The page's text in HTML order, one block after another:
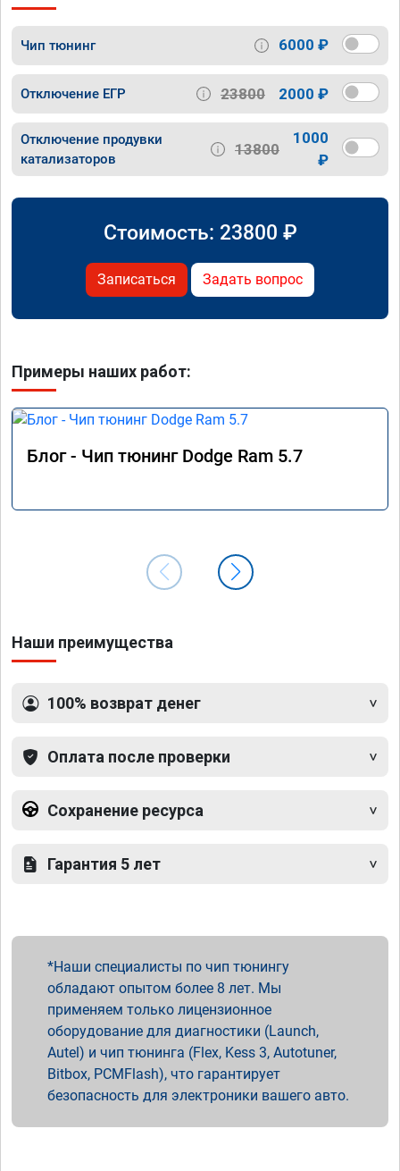
Чип тюнинг 6000 ₽
Отключение ЕГР 23800 2000 ₽
Отключение продувки
катализаторов
13800
1000
₽
Стоимость: 23800 ₽
Записаться Задать вопрос
Примеры наших работ:
Блог - Чип тюнинг Dodge Ram 5.7
Наши преимущества
100% возврат денег
Оплата после проверки
Сохранение ресурса
Гарантия 5 лет
Наши специалисты по чип тюнингу
обладают опытом более 8 лет. Мы
применяем только лицензионное
оборудование для диагностики (Launch,
Autel) и чип тюнинга (Flex, Kess 3, Autotuner,
Bitbox, PCMFlash), что гарантирует
безопасность для электроники вашего авто.